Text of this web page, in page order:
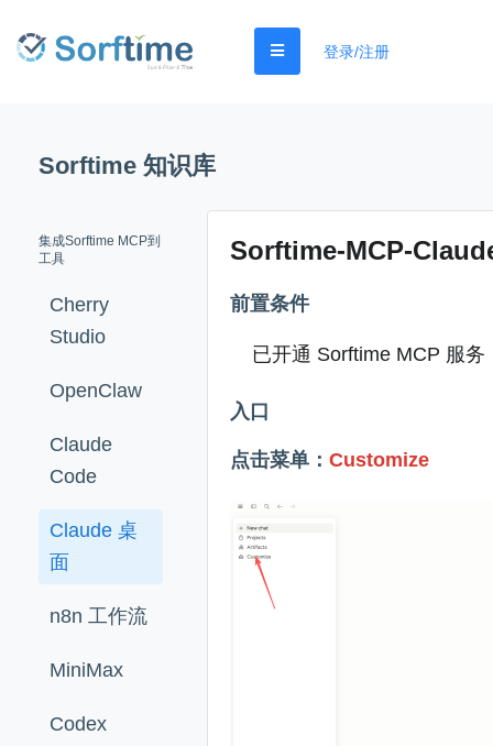
登录/注册
Sorftime 知识库
集成Sorftime MCP到
工具
Cherry
Studio
OpenClaw
Claude
Code
Claude 桌
面
n8n 工作流
MiniMax
Codex
Sorftime-MCP-
前置条件
已开通 Sorftime MCP 服
入口
点击菜单： Customize